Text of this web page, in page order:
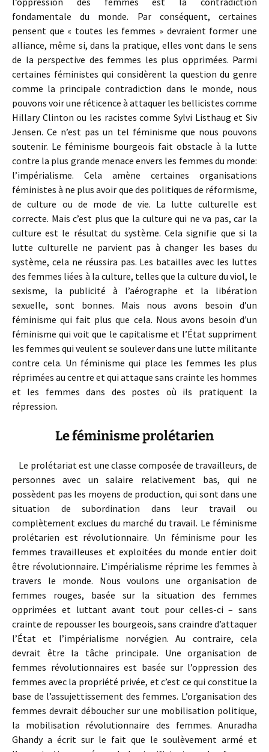
fondamentale du monde. Par conséquent, certaines
pensent que « toutes les femmes » devraient former une
alliance, même si, dans la pratique, elles vont dans le sens
de la perspective des femmes les plus opprimées. Parmi
certaines féministes qui considèrent la question du genre
comme la principale contradiction dans le monde, nous
pouvons voir une réticence à attaquer les bellicistes comme
Hillary Clinton ou les racistes comme Sylvi Listhaug et Siv
Jensen. Ce n’est pas un tel féminisme que nous pouvons
soutenir. Le féminisme bourgeois fait obstacle à la lutte
contre la plus grande menace envers les femmes du monde:
l’impérialisme. Cela amène certaines organisations
féministes à ne plus avoir que des politiques de réformisme,
de culture ou de mode de vie. La lutte culturelle est
correcte. Mais c’est plus que la culture qui ne va pas, car la
culture est le résultat du système. Cela signifie que si la
lutte culturelle ne parvient pas à changer les bases du
système, cela ne réussira pas. Les batailles avec les luttes
des femmes liées à la culture, telles que la culture du viol, le
sexisme, la publicité à l’aérographe et la libération
sexuelle, sont bonnes. Mais nous avons besoin d’un
féminisme qui fait plus que cela. Nous avons besoin d’un
féminisme qui voit que le capitalisme et l’État suppriment
les femmes qui veulent se soulever dans une lutte militante
contre cela. Un féminisme qui place les femmes les plus
réprimées au centre et qui attaque sans crainte les hommes
et les femmes dans des postes où ils pratiquent la
répression.
Le féminisme prolétarien
Le prolétariat est une classe composée de travailleurs, de
personnes avec un salaire relativement bas, qui ne
possèdent pas les moyens de production, qui sont dans une
situation de subordination dans leur travail ou
complètement exclues du marché du travail. Le féminisme
prolétarien est révolutionnaire. Un féminisme pour les
femmes travailleuses et exploitées du monde entier doit
être révolutionnaire. L’impérialisme réprime les femmes à
travers le monde. Nous voulons une organisation de
femmes rouges, basée sur la situation des femmes
opprimées et luttant avant tout pour celles-ci – sans
crainte de repousser les bourgeois, sans craindre d’attaquer
l’État et l’impérialisme norvégien. Au contraire, cela
devrait être la tâche principale. Une organisation de
femmes révolutionnaires est basée sur l’oppression des
femmes avec la propriété privée, et c’est ce qui constitue la
base de l’assujettissement des femmes. L’organisation des
femmes devrait déboucher sur une mobilisation politique,
la mobilisation révolutionnaire des femmes. Anuradha
Ghandy a écrit sur le fait que le soulèvement armé et